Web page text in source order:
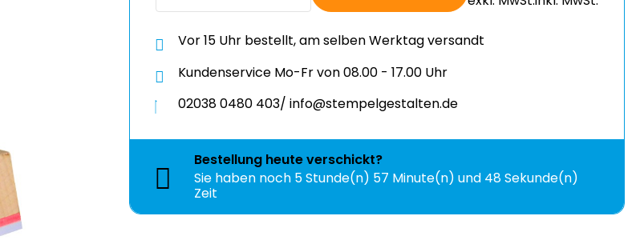
Vor 15 Uhr bestellt, am selben Werktag versandt
Kundenservice Mo-Fr von 08.00 - 17.00 Uhr
02038 0480 403/ info@stempelgestalten.de
Bestellung heuteverschickt?
Sie haben noch 5 Stunde(n) 57 Minute(n) und 47 Sekunde(n)
Zeit